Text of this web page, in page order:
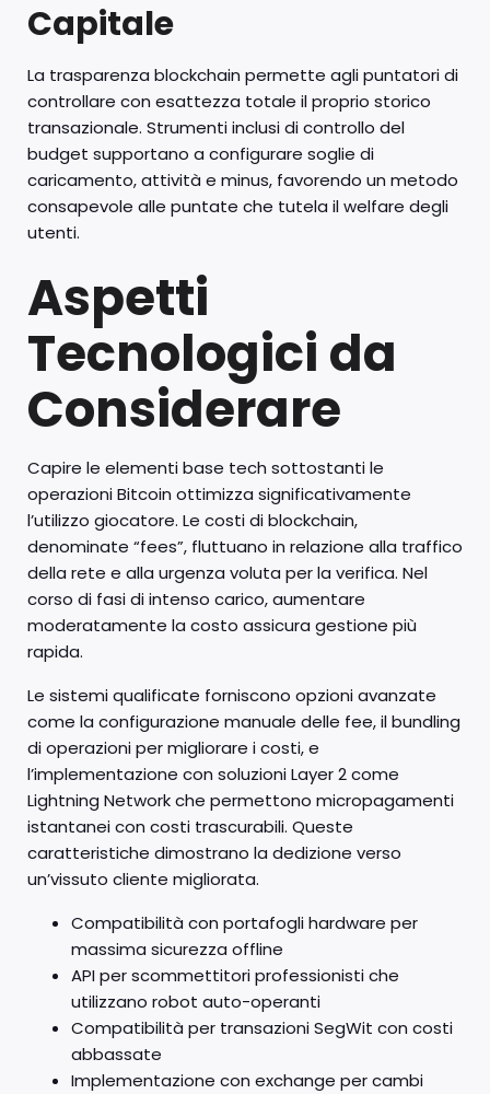
Capitale
La trasparenza blockchain permette agli puntatori di
controllare con esattezza totale il proprio storico
transazionale. Strumenti inclusi di controllo del
budget supportano a configurare soglie di
caricamento, attività e minus, favorendo un metodo
consapevole alle puntate che tutela il welfare degli
utenti.
Aspetti
Tecnologici da
Considerare
Capire le elementi base tech sottostanti le
operazioni Bitcoin ottimizza significativamente
l’utilizzo giocatore. Le costi di blockchain,
denominate “fees”, fluttuano in relazione alla traffico
della rete e alla urgenza voluta per la verifica. Nel
corso di fasi di intenso carico, aumentare
moderatamente la costo assicura gestione più
rapida.
Le sistemi qualificate forniscono opzioni avanzate
come la configurazione manuale delle fee, il bundling
di operazioni per migliorare i costi, e
l’implementazione con soluzioni Layer 2 come
Lightning Network che permettono micropagamenti
istantanei con costi trascurabili. Queste
caratteristiche dimostrano la dedizione verso
un’vissuto cliente migliorata.
Compatibilità con portafogli hardware per
massima sicurezza offline
API per scommettitori professionisti che
utilizzano robot auto-operanti
Compatibilità per transazioni SegWit con costi
abbassate
Implementazione con exchange per cambi